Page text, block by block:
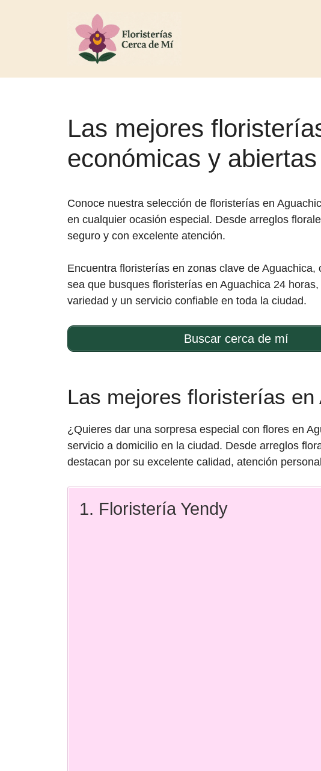
Las mejores
económicas y
Conoce nuestra selección de floristerías en
en cualquier ocasión especial. Desde arreglos
seguro y con excelente atención.
Encuentra floristerías en zonas clave de
sea que busques floristerías en Aguachica 24
variedad y un servicio confiable en toda la ciudad.
Buscar cerca de mí
Las mejores floristerías
¿Quieres dar una sorpresa especial con flores en
servicio a domicilio en la ciudad. Desde arreglos
destacan por su excelente calidad, atención
1. Floristería Yendy